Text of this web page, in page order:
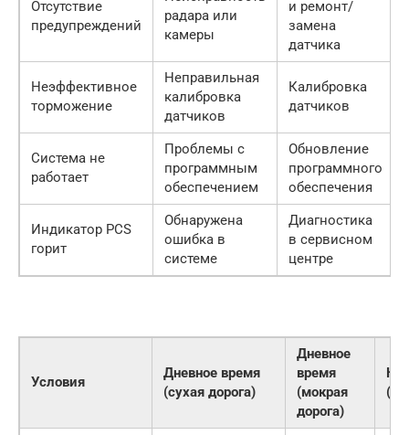
Отсутствие
предупреждений
радара или
камеры
и ремонт/
замена
датчика
Неэффективное
торможение
Неправильная
калибровка
датчиков
Калибровка
датчиков
Система не
работает
Проблемы с
программным
обеспечением
Обновление
программного
обеспечения
Индикатор PCS
горит
Обнаружена
ошибка в
системе
Диагностика
в сервисном
центре
Условия
Дневное время
(сухая дорога)
Дневное
время
(мокрая
дорога)